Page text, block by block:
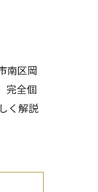
南区岡
完全個
く解説